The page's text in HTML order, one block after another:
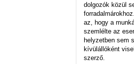
dolgozók közül
az, hogy a
szemlélte az
helyzetben sem
kívülállóként
szerző.